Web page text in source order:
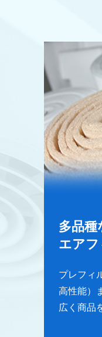
多品種
エア
プレフィ
高性能）
広く商品